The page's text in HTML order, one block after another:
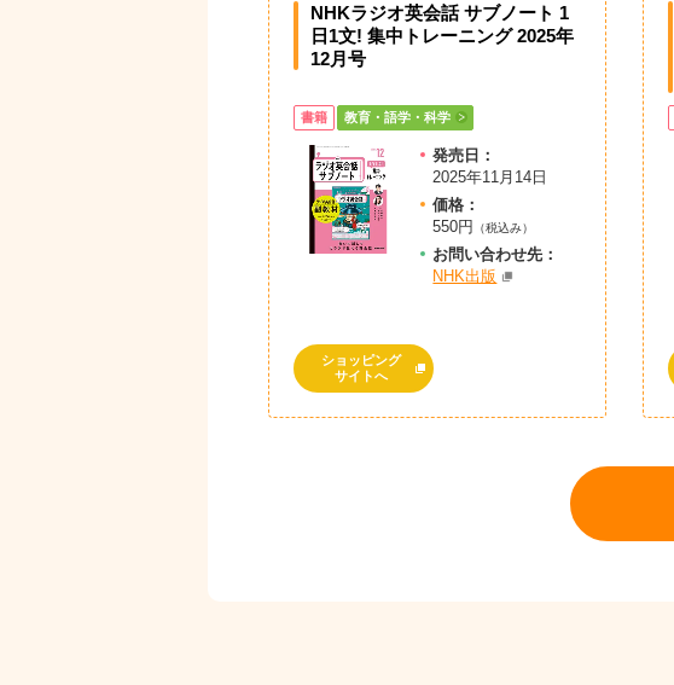
NHKラジオ英会話 サブノート 1
日1文! 集中トレーニング 2025年
12月号
書籍 教育・語学・科学
発売日：
2025年11月14日
価格：
550円
（税込み）
お問い合わせ先：
NHK出版
ショッピング
サイトへ